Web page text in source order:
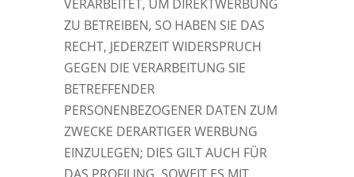
VERARBEITET, UM DIREKTWERBUNG
ZU BETREIBEN, SO HABEN SIE DAS
RECHT, JEDERZEIT WIDERSPRUCH
GEGEN DIE VERARBEITUNG SIE
BETREFFENDER
PERSONENBEZOGENER DATEN ZUM
ZWECKE DERARTIGER WERBUNG
EINZULEGEN; DIES GILT AUCH FÜR